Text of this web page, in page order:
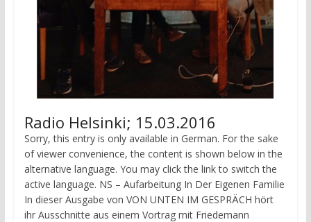
Radio Helsinki; 15.03.2016
Sorry, this entry is only available in German. For the sake
of viewer convenience, the content is shown below in the
alternative language. You may click the link to switch the
active language. NS – Aufarbeitung In Der Eigenen Familie
In dieser Ausgabe von VON UNTEN IM GESPRÄCH hört
ihr Ausschnitte aus einem Vortrag mit Friedemann